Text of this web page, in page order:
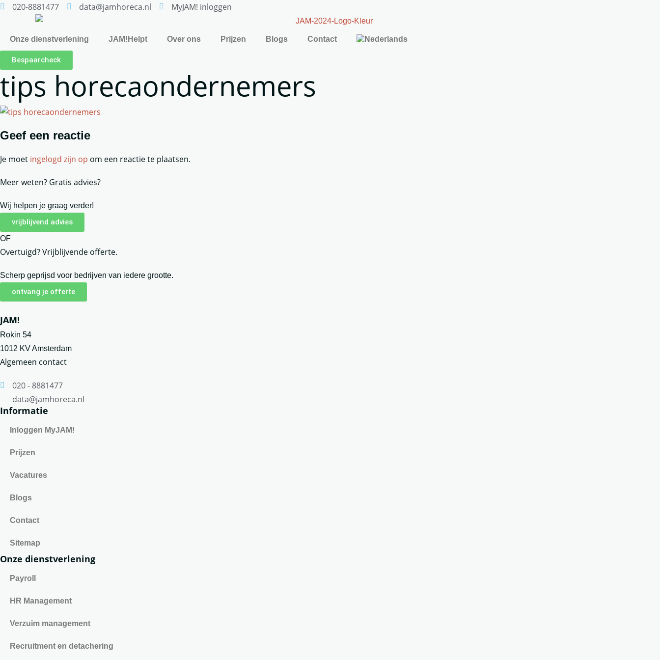
020-8881477 data@jamhoreca.nl MyJAM! inloggen
Onze dienstverlening JAM!Helpt Over ons Prijzen Blogs Contact
Bespaarcheck
tips horecaondernemers
Geef een reactie
Je moet ingelogd zijn op om een reactie te plaatsen.
Meer weten? Gratis advies?
Wij helpen je graag verder!
vrijblijvend advies
OF
Overtuigd? Vrijblijvende offerte.
Scherp geprijsd voor bedrijven van iedere grootte.
ontvang je offerte
JAM!
Rokin 54
1012 KV Amsterdam
Algemeen contact
020 - 8881477
data@jamhoreca.nl
Informatie
Inloggen MyJAM!
Prijzen
Vacatures
Blogs
Contact
Sitemap
Onze dienstverlening
Payroll
HR Management
Verzuim management
Recruitment en detachering